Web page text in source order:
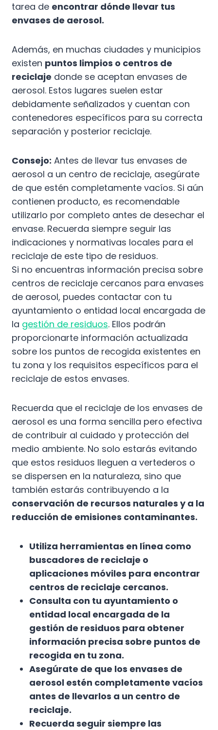
tarea de encontrar dónde llevar tus
envases de aerosol.
Además, en muchas ciudades y municipios
existen puntos limpios o centros de
reciclaje donde se aceptan envases de
aerosol. Estos lugares suelen estar
debidamente señalizados y cuentan con
contenedores específicos para su correcta
separación y posterior reciclaje.
Consejo: Antes de llevar tus envases de
aerosol a un centro de reciclaje, asegúrate
de que estén completamente vacíos. Si aún
contienen producto, es recomendable
utilizarlo por completo antes de desechar el
envase. Recuerda siempre seguir las
indicaciones y normativas locales para el
reciclaje de este tipo de residuos.
Si no encuentras información precisa sobre
centros de reciclaje cercanos para envases
de aerosol, puedes contactar con tu
ayuntamiento o entidad local encargada de
la gestión de residuos. Ellos podrán
proporcionarte información actualizada
sobre los puntos de recogida existentes en
tu zona y los requisitos específicos para el
reciclaje de estos envases.
Recuerda que el reciclaje de los envases de
aerosol es una forma sencilla pero efectiva
de contribuir al cuidado y protección del
medio ambiente. No solo estarás evitando
que estos residuos lleguen a vertederos o
se dispersen en la naturaleza, sino que
también estarás contribuyendo a la
conservación de recursos naturales y a la
reducción de emisiones contaminantes.
Utiliza herramientas en línea como
buscadores de reciclaje o
aplicaciones móviles para encontrar
centros de reciclaje cercanos.
Consulta con tu ayuntamiento o
entidad local encargada de la
gestión de residuos para obtener
información precisa sobre puntos de
recogida en tu zona.
Asegúrate de que los envases de
aerosol estén completamente vacíos
antes de llevarlos a un centro de
reciclaje.
Recuerda seguir siempre las